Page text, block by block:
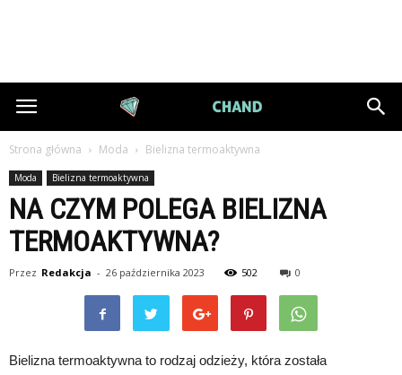
DiamondChand.pl
Strona główna Moda Bielizna termoaktywna
Moda Bielizna termoaktywna
NA CZYM POLEGA BIELIZNA
TERMOAKTYWNA?
Przez Redakcja - 26 października 2023 502 0
Bielizna termoaktywna to rodzaj odzieży, która została